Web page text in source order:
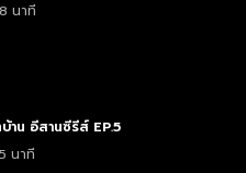
นาที
าน อีสานซีรีส์ EP.5
นาที